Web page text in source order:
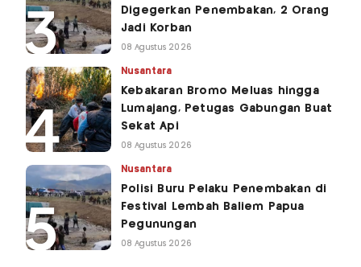
Digegerkan Penembakan, 2 Orang
Jadi Korban
08 Agustus 2026
Nusantara
Kebakaran Bromo Meluas hingga
Lumajang, Petugas Gabungan Buat
Sekat Api
08 Agustus 2026
Nusantara
Polisi Buru Pelaku Penembakan di
Festival Lembah Baliem Papua
Pegunungan
08 Agustus 2026